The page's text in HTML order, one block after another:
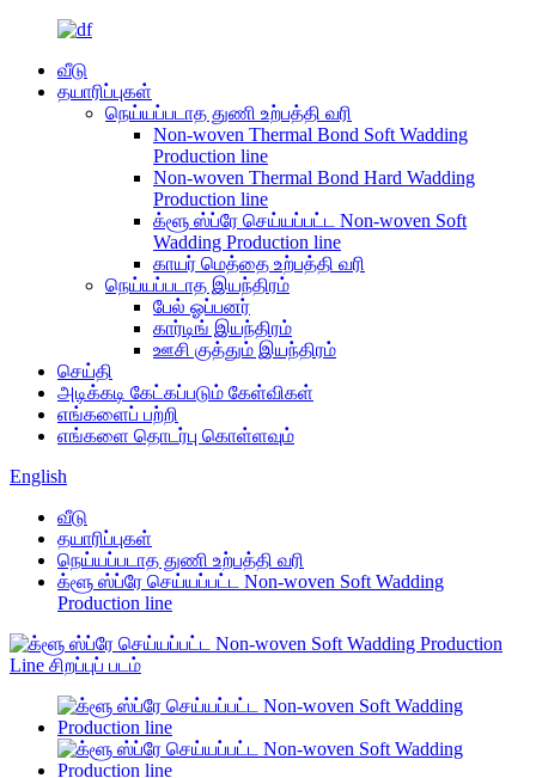
வீடு
தயாரிப்புகள்
நெய்யப்படாத துணி உற்பத்தி வரி
Non-woven Thermal Bond Soft Wadding
Production line
Non-woven Thermal Bond Hard Wadding
Production line
க்ளூ ஸ்ப்ரே செய்யப்பட்ட Non-woven Soft
Wadding Production line
காயர் மெத்தை உற்பத்தி வரி
நெய்யப்படாத இயந்திரம்
பேல் ஓப்பனர்
கார்டிங் இயந்திரம்
ஊசி குத்தும் இயந்திரம்
செய்தி
அடிக்கடி கேட்கப்படும் கேள்விகள்
எங்களைப் பற்றி
எங்களை தொடர்பு கொள்ளவும்
English
வீடு
தயாரிப்புகள்
நெய்யப்படாத துணி உற்பத்தி வரி
க்ளூ ஸ்ப்ரே செய்யப்பட்ட Non-woven Soft Wadding
Production line